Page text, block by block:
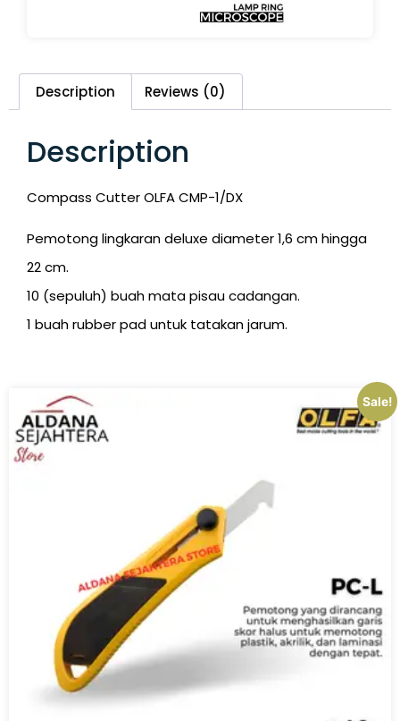
Description Reviews (0)
Description
Compass Cutter OLFA CMP-1/DX
Pemotong lingkaran deluxe diameter 1,6 cm hingga
22 cm.
10 (sepuluh) buah mata pisau cadangan.
1 buah rubber pad untuk tatakan jarum.
Sale!